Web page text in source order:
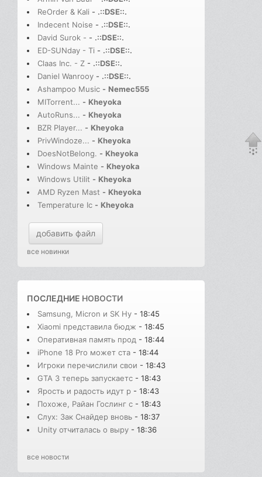
ReOrder & Kali - .::DSE::.
Indecent Noise - .::DSE::.
David Surok - - .::DSE::.
ED-SUNday - Ti - .::DSE::.
Claas Inc. - Z - .::DSE::.
Daniel Wanrooy - .::DSE::.
Ashampoo Music - Nemec555
MITorrent... - Kheyoka
AutoRuns... - Kheyoka
BZR Player... - Kheyoka
PrivWindoze... - Kheyoka
DoesNotBelong. - Kheyoka
Windows Mainte - Kheyoka
Windows Utilit - Kheyoka
AMD Ryzen Mast - Kheyoka
Temperature Ic - Kheyoka
добавить файл
все новинки
ПОСЛЕДНИЕ НОВОСТИ
Samsung, Micron и SK Hy - 18:45
Xiaomi представила бюдж - 18:45
Оперативная память прод - 18:44
iPhone 18 Pro может ста - 18:44
Игроки перечислили свои - 18:43
GTA 3 теперь запускаетс - 18:43
Ярость и радость идут р - 18:43
Похоже, Райан Гослинг с - 18:43
Слух: Зак Снайдер вновь - 18:37
Unity отчиталась о выру - 18:36
все новости